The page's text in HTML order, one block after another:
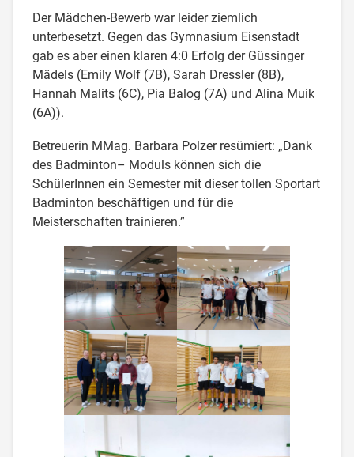
Der Mädchen-Bewerb war leider ziemlich
unterbesetzt. Gegen das Gymnasium Eisenstadt
gab es aber einen klaren 4:0 Erfolg der Güssinger
Mädels (Emily Wolf (7B), Sarah Dressler (8B),
Hannah Malits (6C), Pia Balog (7A) und Alina Muik
(6A)).
Betreuerin MMag. Barbara Polzer resümiert: „Dank
des Badminton– Moduls können sich die
SchülerInnen ein Semester mit dieser tollen Sportart
Badminton beschäftigen und für die
Meisterschaften trainieren.”